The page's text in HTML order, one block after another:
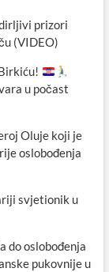
prizori
(VIDEO)
u počast
Oluje koji je
oslobođenja
svjetionik u
do oslobođenja
pukovnije u